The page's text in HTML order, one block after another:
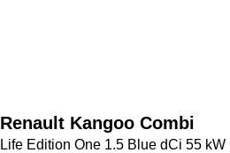
Renault Kangoo Combi
Life Edition One 1.5 Blue dCi 55 kW